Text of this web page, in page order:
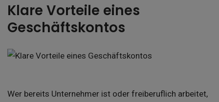
Klare Vorteile eines
Geschäftskontos
Wer bereits Unternehmer ist oder freiberuflich arbeitet,